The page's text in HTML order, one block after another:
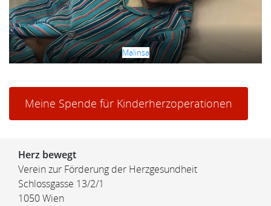
Malinsa
Meine Spende für Kinderherzoperationen
Herz bewegt
Verein zur Förderung der Herzgesundheit
Schlossgasse 13/2/1
1050 Wien